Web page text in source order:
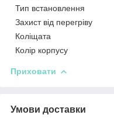
Тип встановлення
Захист від перегріву
Коліщата
Колір корпусу
Приховати
Умови доставки